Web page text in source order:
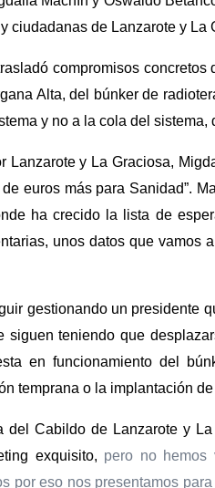
ciudadanas de Lanzarote y La
compromisos
Alta, del búnker de
y no a la cola del sistema,
Lanzarote y La Graciosa,
euros más para Sanidad”.
ha crecido la lista de
unos datos que
gestionando un
teniendo que
en funcionamiento del
temprana o la implantación
Cabildo de Lanzarote y
exquisito, pero no hemos
por eso nos presentamos